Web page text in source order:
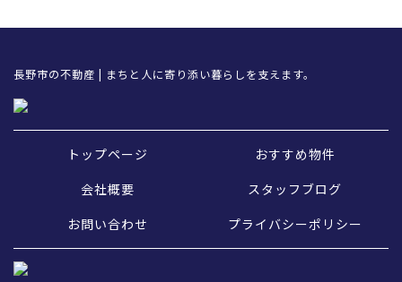
長野市の不動産 | まちと人に寄り添い暮らしを支えます。
トップページ
おすすめ物件
会社概要
スタッフブログ
お問い合わせ
プライバシーポリシー